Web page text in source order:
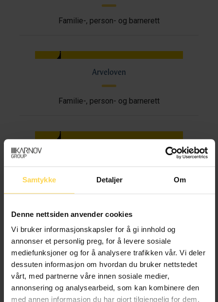
Samtykke Detaljer Om
Denne nettsiden anvender cookies
Vi bruker informasjonskapsler for å gi innhold og
annonser et personlig preg, for å levere sosiale
mediefunksjoner og for å analysere trafikken vår. Vi deler
dessuten informasjon om hvordan du bruker nettstedet
vårt, med partnerne våre innen sosiale medier,
annonsering og analysearbeid, som kan kombinere den
med annen informasjon du har gjort tilgjengelig for dem,
Familie-, person- og barnerett
Arveloven
Familie-, person- og barnerett
Familie-, person- og barnerett
Barnelova – bl
Familie-, person- og barnerett